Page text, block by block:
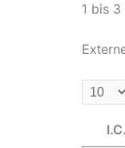
1 bis
I.C.